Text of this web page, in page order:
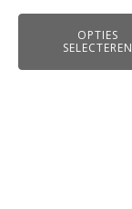
OPTIES
SELECTEREN